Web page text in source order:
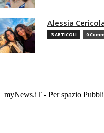
Alessia
3 ARTICOLI 0
myNews.iT - Per spazio